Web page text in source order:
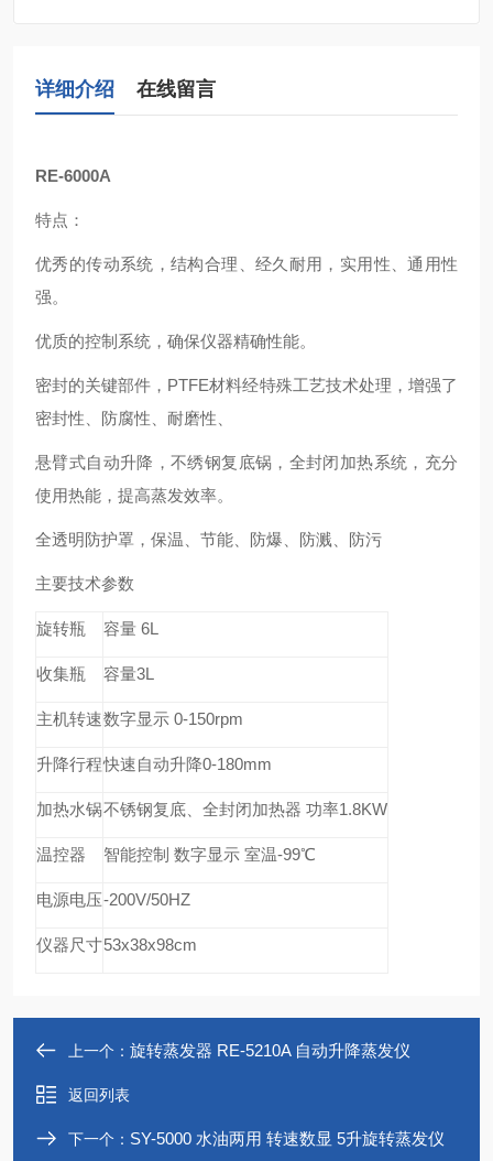
详细介绍 在线留言
RE-6000A
特点：
优秀的传动系统，结构合理、经久耐用，实用性、通用性
强。
优质的控制系统，确保仪器精确性能。
密封的关键部件，PTFE材料经特殊工艺技术处理，增强了
密封性、防腐性、耐磨性、
悬臂式自动升降，不绣钢复底锅，全封闭加热系统，充分
使用热能，提高蒸发效率。
全透明防护罩，保温、节能、防爆、防溅、防污
主要技术参数
旋转瓶 容量 6L
收集瓶 容量3L
主机转速数字显示 0-150rpm
升降行程快速自动升降0-180mm
加热水锅不锈钢复底、全封闭加热器 功率1.8KW
温控器 智能控制 数字显示 室温-99℃
电源电压-200V/50HZ
仪器尺寸53x38x98cm
上一个： 旋转蒸发器 RE-5210A 自动升降蒸发仪
返回列表
下一个： SY-5000 水油两用 转速数显 5升旋转蒸发仪